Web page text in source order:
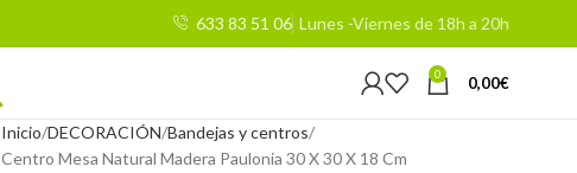
633 83 51 06 Lunes -Viernes de 18h a 20h
0 0,00€
Inicio DECORACIÓN Bandejas y centros
Centro Mesa Natural Madera Paulonia 30 X 30 X 18 Cm